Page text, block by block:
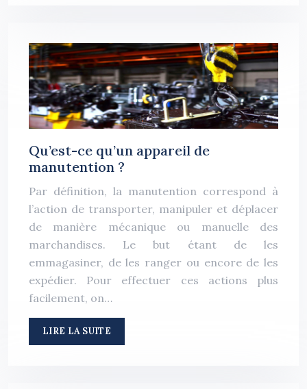
Qu’est-ce qu’un appareil de
manutention ?
Par définition, la manutention correspond à
l’action de transporter, manipuler et déplacer
de manière mécanique ou manuelle des
marchandises. Le but étant de les
emmagasiner, de les ranger ou encore de les
expédier. Pour effectuer ces actions plus
facilement, on…
LIRE LA SUITE